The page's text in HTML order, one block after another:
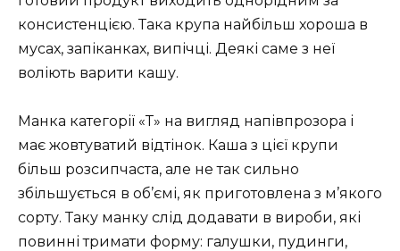
консистенцією. Така крупа найбільш хороша в
мусах, запіканках, випічці. Деякі саме з неї
воліють варити кашу.
Манка категорії «Т» на вигляд напівпрозора і
має жовтуватий відтінок. Каша з цієї крупи
більш розсипчаста, але не так сильно
збільшується в об’ємі, як приготовлена ​​з м’якого
сорту. Таку манку слід додавати в вироби, які
повинні тримати форму: галушки, пудинги,